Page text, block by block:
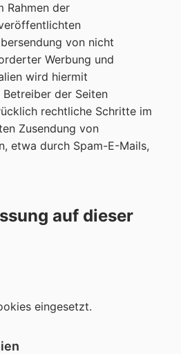
Rahmen der
von nicht
Werbung und
wird hiermit
der Seiten
rechtliche Schritte im
Zusendung von
etwa durch Spam-E-Mails,
auf dieser
eingesetzt.